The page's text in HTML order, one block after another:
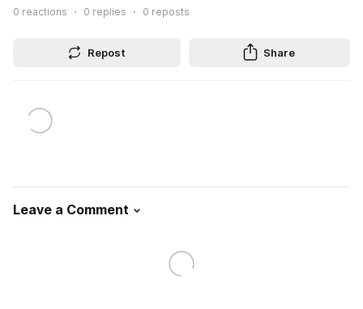
0 reactions 0 replies 0 reposts
Repost Share
Leave a Comment